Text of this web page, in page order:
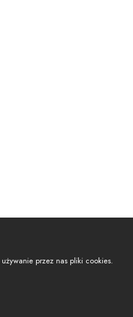
przez nas pliki cookies.